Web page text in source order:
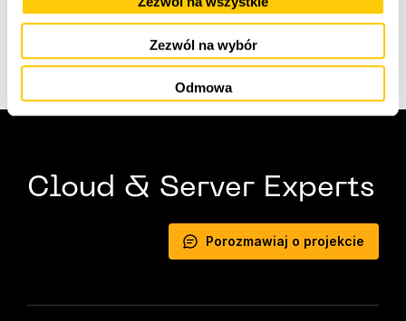
Zezwól na wybór
Odmowa
źródło:AWS
Cloud & Server Experts
Porozmawiaj o projekcie